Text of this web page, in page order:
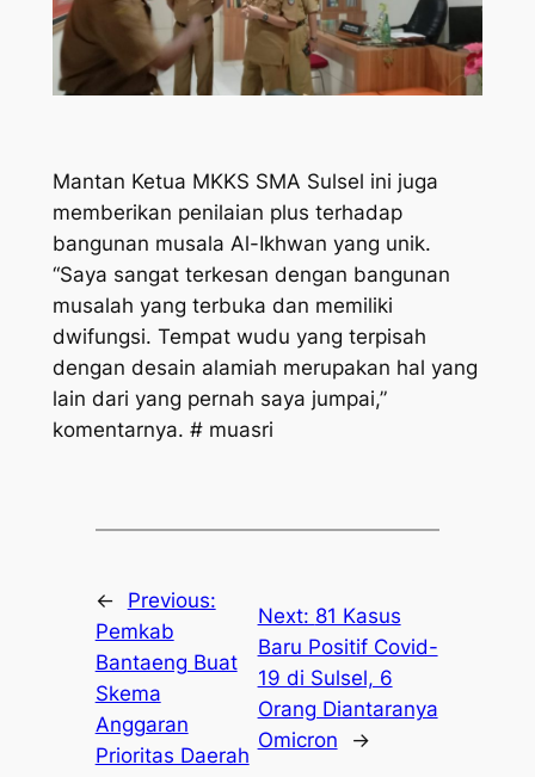
Mantan Ketua MKKS SMA Sulsel ini juga
memberikan penilaian plus terhadap
bangunan musala Al-Ikhwan yang unik.
“Saya sangat terkesan dengan bangunan
musalah yang terbuka dan memiliki
dwifungsi. Tempat wudu yang terpisah
dengan desain alamiah merupakan hal yang
lain dari yang pernah saya jumpai,”
komentarnya. # muasri
←
Previous:
Pemkab
Bantaeng Buat
Skema
Anggaran
Prioritas Daerah
Next: 81 Kasus
Baru Positif Covid-
19 di Sulsel, 6
Orang Diantaranya
Omicron
→